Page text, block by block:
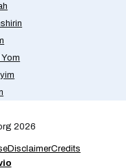
Yom
2026
DisclaimerCredits